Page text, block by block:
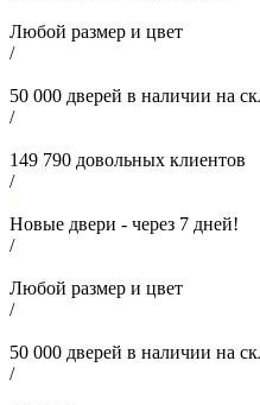
Любой размер и цвет
/
50 000 дверей в наличии на
/
149 790 довольных клиентов
/
Новые двери - через 7 дней!
/
Любой размер и цвет
/
50 000 дверей в наличии на
/